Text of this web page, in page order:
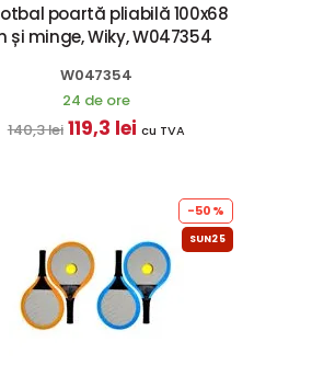
poartă pliabilă 100x68
și minge, Wiky, W047354
W047354
24 de ore
140,3 lei 119,3 lei cu TVA
-50%
SUN25